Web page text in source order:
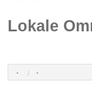
Lokale
- -